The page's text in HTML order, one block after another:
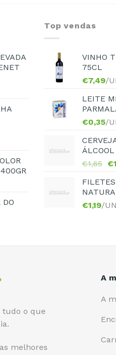
DO
Top vendas
VINHO
75CL
€7,49/
LEITE
€0,35/
€1,65 €
€1,19/UN
tudo o que
melhores
A
A